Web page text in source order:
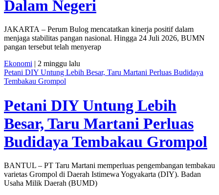
Dalam Negeri
JAKARTA – Perum Bulog mencatatkan kinerja positif dalam
menjaga stabilitas pangan nasional. Hingga 24 Juli 2026, BUMN
pangan tersebut telah menyerap
Ekonomi | 2 minggu lalu
Petani DIY Untung Lebih Besar, Taru Martani Perluas Budidaya
Tembakau Grompol
Petani DIY Untung Lebih
Besar, Taru Martani Perluas
Budidaya Tembakau Grompol
BANTUL – PT Taru Martani memperluas pengembangan tembakau
varietas Grompol di Daerah Istimewa Yogyakarta (DIY). Badan
Usaha Milik Daerah (BUMD)